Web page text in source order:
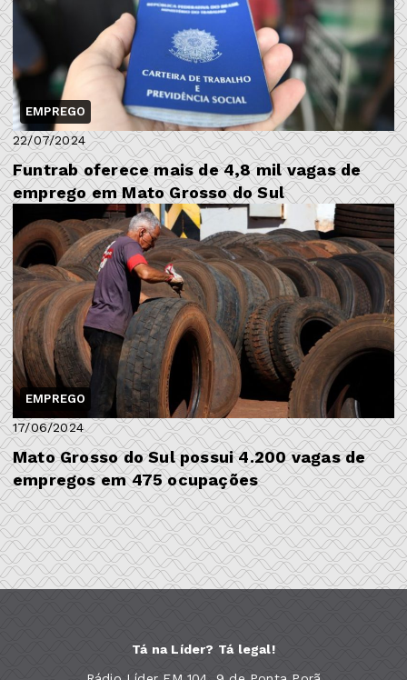
EMPREGO
22/07/2024
Funtrab oferece mais de 4,8 mil vagas de
emprego em Mato Grosso do Sul
EMPREGO
17/06/2024
Mato Grosso do Sul possui 4.200 vagas de
empregos em 475 ocupações
Tá na Líder? Tá legal!